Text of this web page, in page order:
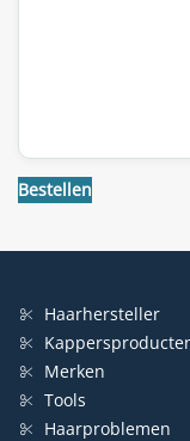
Bestellen
Haarhersteller
Merken
Tools
Haarproblemen